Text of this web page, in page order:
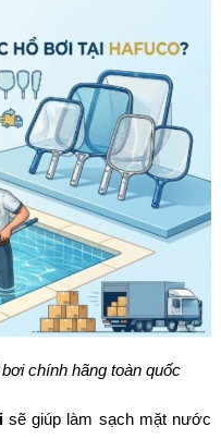
chính hãng toàn quốc
sẽ giúp làm sạch mặt nước